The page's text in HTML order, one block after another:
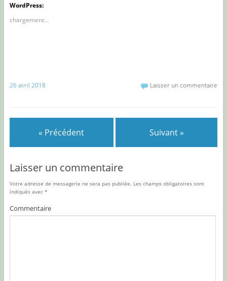
WordPress:
chargement…
26 avril 2018 Laisser un commentaire
« Précédent Suivant »
Laisser un commentaire
Votre adresse de messagerie ne sera pas publiée. Les champs obligatoires sont
indiqués avec *
Commentaire